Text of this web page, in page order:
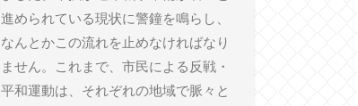
進められている現状に警鐘を鳴らし、
なんとかこの流れを止めなければなり
ません。これまで、市民による反戦・
平和運動は、それぞれの地域で脈々と